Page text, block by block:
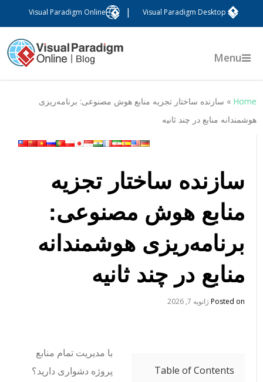
Visual Paradigm Desktop
Visual Paradigm Online
Menu
Home
» سازنده ساختار تجزیه منابع هوش مصنوعی: برنامه‌ریزی
هوشمندانه منابع در چند ثانیه
سازنده ساختار تجزیه
منابع هوش مصنوعی:
برنامه‌ریزی هوشمندانه
منابع در چند ثانیه
Posted onژانویه 7, 2026
Table of Contents
با مدیریت تمام منابع
پروژه دشواری دارید؟